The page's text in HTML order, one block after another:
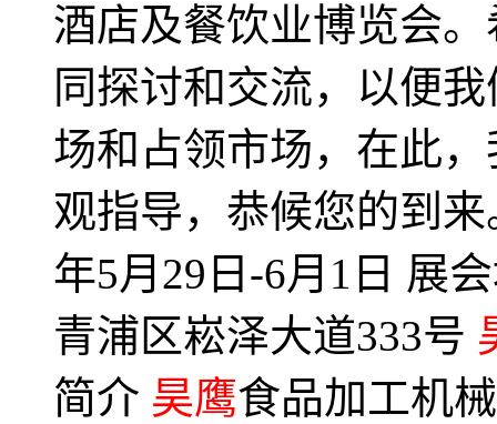
酒店及餐饮业博览会
同探讨和交流，以便
场和占领市场，在此
观指导，恭候您的到
年5月29日-6月1日 展
青浦区崧泽大道333号
简介 昊鹰食品加工机